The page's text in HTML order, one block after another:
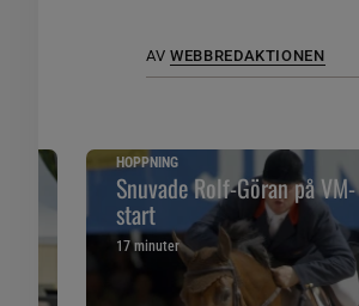
AV WEBBREDAKTIONEN
HOPPNING
Snuvade Rolf-Göran på VM-
start
17 minuter